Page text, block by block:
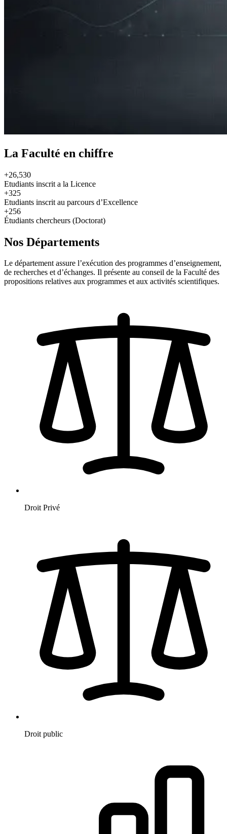
La Faculté en chiffre
+26,530
Etudiants inscrit a la Licence
+325
Etudiants inscrit au parcours d’Excellence
+256
Étudiants chercheurs (Doctorat)
Nos Départements
Le département assure l’exécution des programmes d’enseignement,
de recherches et d’échanges. Il présente au conseil de la Faculté des
propositions relatives aux programmes et aux activités scientifiques.
Droit Privé
Droit public